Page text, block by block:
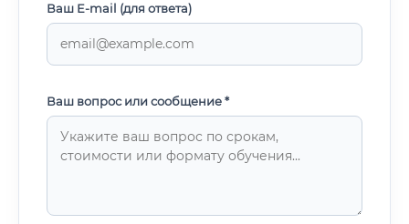
Ваш E-mail (для ответа)
Ваш вопрос или сообщение *